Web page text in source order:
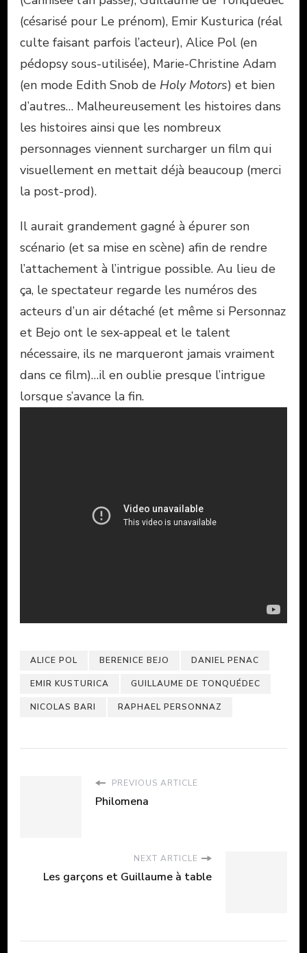
(césarisé pour Le prénom), Emir Kusturica (réal
culte faisant parfois l’acteur), Alice Pol (en
pédopsy sous-utilisée), Marie-Christine Adam
(en mode Edith Snob de Holy Motors) et bien
d’autres… Malheureusement les histoires dans
les histoires ainsi que les nombreux
personnages viennent surcharger un film qui
visuellement en mettait déjà beaucoup (merci
la post-prod).
Il aurait grandement gagné à épurer son
scénario (et sa mise en scène) afin de rendre
l’attachement à l’intrigue possible. Au lieu de
ça, le spectateur regarde les numéros des
acteurs d’un air détaché (et même si Personnaz
et Bejo ont le sex-appeal et le talent
nécessaire, ils ne marqueront jamais vraiment
dans ce film)…il en oublie presque l’intrigue
lorsque s’avance la fin.
ALICE POL BERENICE BEJO DANIEL PENAC
EMIR KUSTURICA GUILLAUME DE TONQUÉDEC
NICOLAS BARI RAPHAEL PERSONNAZ
PREVIOUS ARTICLE
Philomena
NEXT ARTICLE
Les garçons et Guillaume à table